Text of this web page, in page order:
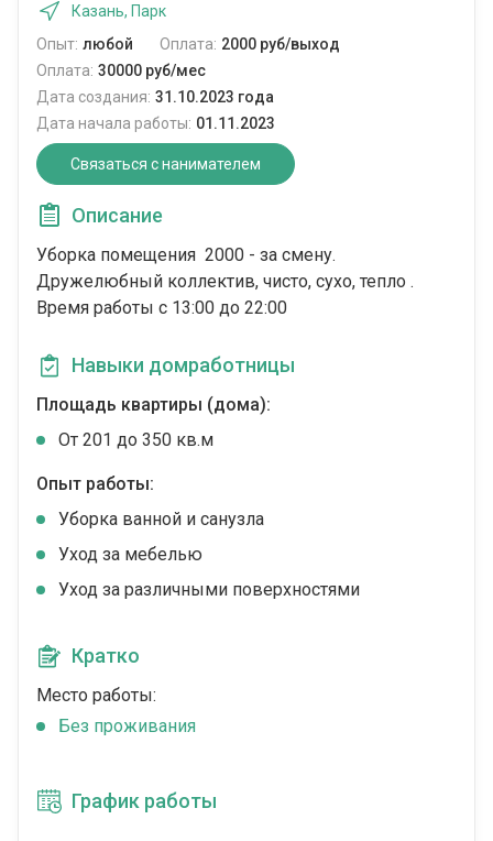
Казань, Парк
Опыт: любой Оплата: 2000 руб/выход
Оплата: 30000 руб/мес
Дата создания: 31.10.2023 года
Дата начала работы: 01.11.2023
Связаться с нанимателем
Описание
Уборка помещения 2000 - за смену.
Дружелюбный коллектив, чисто, сухо, тепло .
Время работы с 13:00 до 22:00
Навыки домработницы
Площадь квартиры (дома):
От 201 до 350 кв.м
Опыт работы:
Уборка ванной и санузла
Уход за мебелью
Уход за различными поверхностями
Кратко
Место работы:
Без проживания
График работы